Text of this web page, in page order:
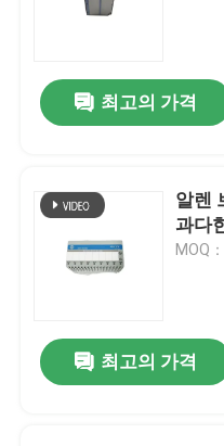
ICS 컨트롤러최고의 가격
알렌
과다
MOQ
최고의 가격